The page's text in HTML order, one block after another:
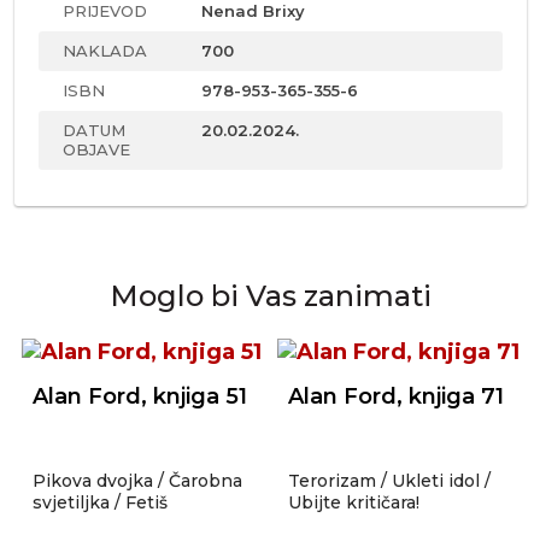
PRIJEVOD Nenad Brixy
NAKLADA 700
ISBN 978-953-365-355-6
DATUM
OBJAVE
20.02.2024.
Moglo bi Vas zanimati
Alan Ford, knjiga 51
Pikova dvojka / Čarobna
svjetiljka / Fetiš
Alan Ford, knjiga 71
Terorizam / Ukleti idol /
Ubijte kritičara!